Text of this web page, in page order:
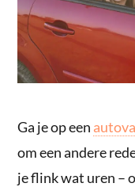
Ga je op een
om een andere
je flink wat uren –